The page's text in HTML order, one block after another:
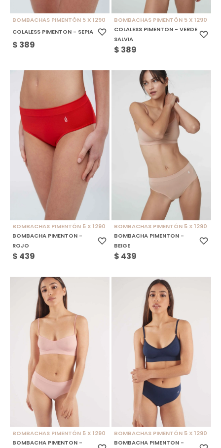
BOMBACHAS PIMENTÓN 5 X 1290
COLALESS PIMENTON - SEPIA
$ 389
BOMBACHAS PIMENTÓN 5 X 1290
COLALESS PIMENTON - VERDE
SALVIA
$ 389
BOMBACHAS PIMENTÓN 5 X 1290
BOMBACHA PIMENTON -
ROJO
$ 439
BOMBACHAS PIMENTÓN 5 X 1290
BOMBACHA PIMENTON -
BEIGE
$ 439
BOMBACHAS PIMENTÓN 5 X 1290
BOMBACHA PIMENTON -
BOMBACHAS PIMENTÓN 5 X 1290
BOMBACHA PIMENTON -